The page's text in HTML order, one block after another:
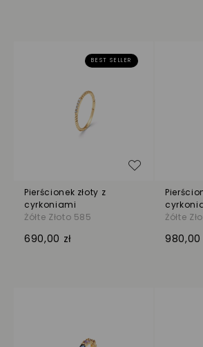
BEST SELLER
Pierścionek złoty z
cyrkoniami
Żółte Złoto 585
690,00 zł
Dodaj do
Żółte
980,00